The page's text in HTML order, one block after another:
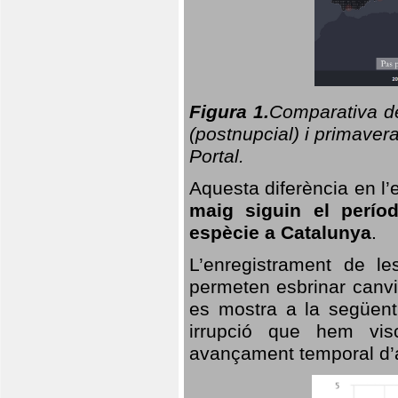
Figura 1.Comparativa
(postnupcial) i
Portal.
Aquesta diferència en
maig siguin el
espècie a Catalunya.
L’enregistrament de
permeten esbrinar
es mostra a la
irrupció que hem
avançament temporal